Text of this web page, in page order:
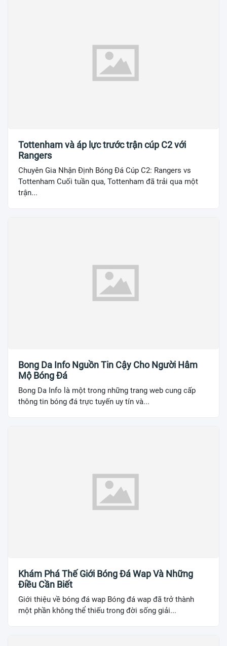
Tottenham và áp lực trước trận cúp C2 với
Rangers
Chuyên Gia Nhận Định Bóng Đá Cúp C2: Rangers vs
Tottenham Cuối tuần qua, Tottenham đã trải qua một
trận...
Bong Da Info Nguồn Tin Cậy Cho Người Hâm
Mộ Bóng Đá
Bong Da Info là một trong những trang web cung cấp
thông tin bóng đá trực tuyến uy tín và...
Khám Phá Thế Giới Bóng Đá Wap Và Những
Điều Cần Biết
Giới thiệu về bóng đá wap Bóng đá wap đã trở thành
một phần không thể thiếu trong đời sống giải...